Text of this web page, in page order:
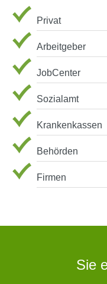
Privat
Arbeitgeber
JobCenter
Sozialamt
Krankenkassen
Behörden
Firmen
Sie